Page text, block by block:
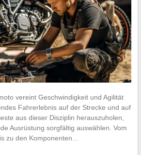
vereint Geschwindigkeit und Agilität
Fahrerlebnis auf der Strecke und auf
aus dieser Disziplin herauszuholen,
Ausrüstung sorgfältig auswählen. Vom
zu den Komponenten…